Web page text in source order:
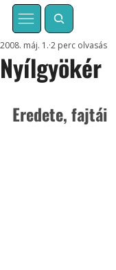
Nyílgyökér
2008. máj. 1. 2 perc olvasás
Eredete, fajtái